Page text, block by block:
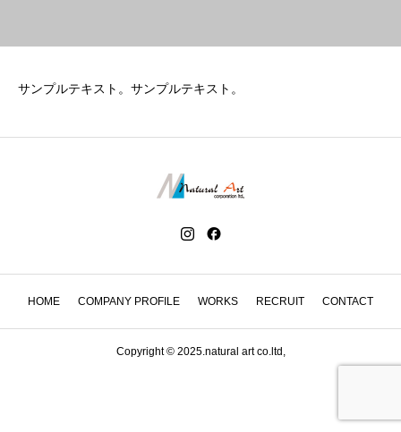
サンプルテキスト。サンプルテキスト。
HOME COMPANY PROFILE WORKS RECRUIT CONTACT
Copyright © 2025.natural art co.ltd,